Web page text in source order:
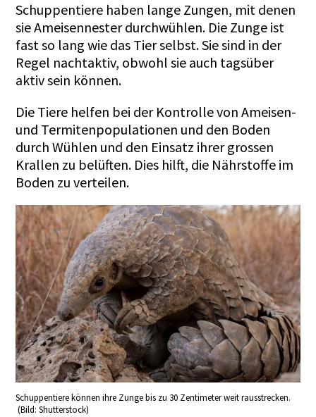
Schuppentiere haben lange Zungen, mit denen
sie Ameisennester durchwühlen. Die Zunge ist
fast so lang wie das Tier selbst. Sie sind in der
Regel nachtaktiv, obwohl sie auch tagsüber
aktiv sein können.
Die Tiere helfen bei der Kontrolle von Ameisen-
und Termitenpopulationen und den Boden
durch Wühlen und den Einsatz ihrer grossen
Krallen zu belüften. Dies hilft, die Nährstoffe im
Boden zu verteilen.
Schuppentiere können ihre Zunge bis zu 30 Zentimeter weit rausstrecken.
(Bild: Shutterstock)